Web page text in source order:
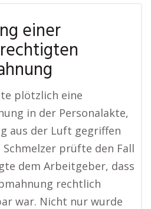
einer
plötzlich eine
in der Personalakte,
aus der Luft gegriffen
Schmelzer prüfte den Fall
dem Arbeitgeber, dass
rechtlich
war. Nicht nur wurde